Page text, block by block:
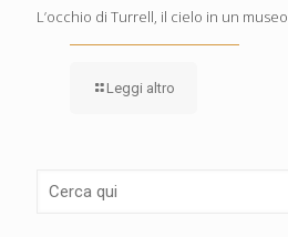
L’occhio di Turrell, il cielo in un museo
Leggi altro